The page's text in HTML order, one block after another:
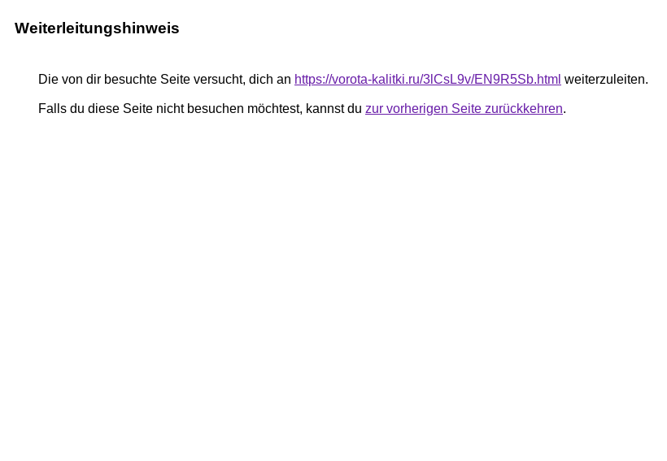
Weiterleitungshinweis
Die von dir besuchte Seite versucht, dich an https://vorota-kalitki.ru/3lCsL9v/EN9R5Sb.html weiterzuleiten.
Falls du diese Seite nicht besuchen möchtest, kannst du zur vorherigen Seite zurückkehren.